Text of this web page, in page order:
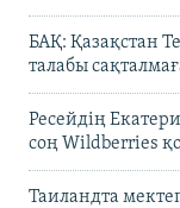
БАҚ: Қазақстан
талабы
Ресейдің
соң Wildberries
Таиландта